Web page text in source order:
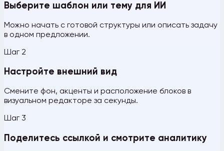
Выберите шаблон или тему для ИИ
Можно начать с готовой структуры или описать задачу
в одном предложении.
Шаг 2
Настройте внешний вид
Смените фон, акценты и расположение блоков в
визуальном редакторе за секунды.
Шаг 3
Поделитесь ссылкой и смотрите аналитику